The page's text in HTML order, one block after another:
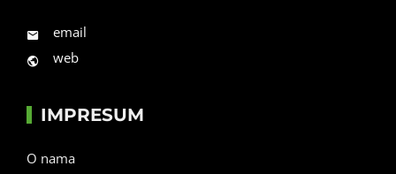
email
web
IMPRESUM
O nama